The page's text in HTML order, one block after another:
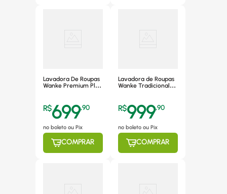
Lavadora De Roupas
Wanke Premium Plus
220v
R$699,90
no boleto ou Pix
COMPRAR
Lavadora de Roupas
Wanke Tradicional
Programas de
Lavagem, Clara -
220V
R$999,90
no boleto ou Pix
COMPRAR